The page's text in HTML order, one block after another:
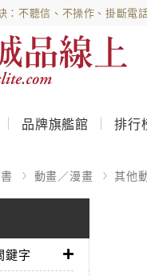
：不聽信、不操作、掛斷電
品牌旗艦館 排行
動畫／漫畫 其他
鍵字